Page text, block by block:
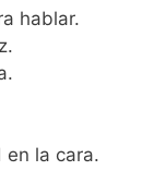
hablar.
la cara.